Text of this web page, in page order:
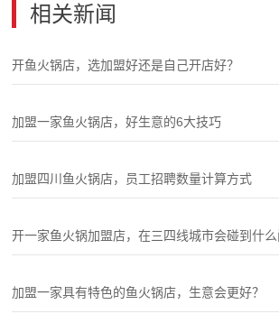
相关新闻
开鱼火锅店，选加盟好还是自己开店好？
加盟一家鱼火锅店，好生意的6大技巧
加盟四川鱼火锅店，员工招聘数量计算方式
开一家鱼火锅加盟店，在三四线城市会碰到什么
加盟一家具有特色的鱼火锅店，生意会更好？